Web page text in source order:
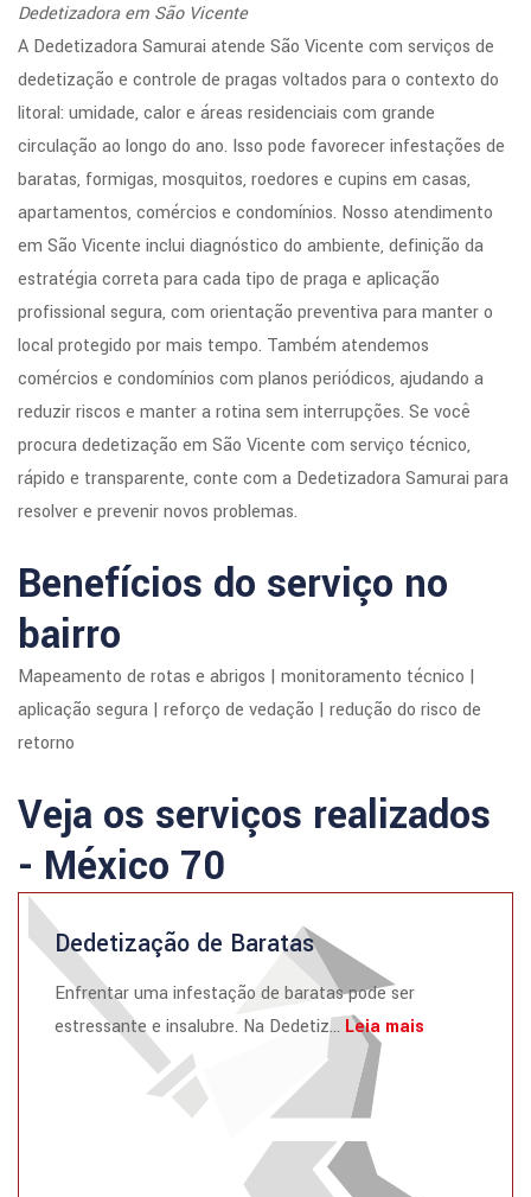
Dedetizadora em São Vicente
A Dedetizadora Samurai atende São Vicente com serviços de
dedetização e controle de pragas voltados para o contexto do
litoral: umidade, calor e áreas residenciais com grande
circulação ao longo do ano. Isso pode favorecer infestações de
baratas, formigas, mosquitos, roedores e cupins em casas,
apartamentos, comércios e condomínios. Nosso atendimento
em São Vicente inclui diagnóstico do ambiente, definição da
estratégia correta para cada tipo de praga e aplicação
profissional segura, com orientação preventiva para manter o
local protegido por mais tempo. Também atendemos
comércios e condomínios com planos periódicos, ajudando a
reduzir riscos e manter a rotina sem interrupções. Se você
procura dedetização em São Vicente com serviço técnico,
rápido e transparente, conte com a Dedetizadora Samurai para
resolver e prevenir novos problemas.
Benefícios do serviço no
bairro
Mapeamento de rotas e abrigos | monitoramento técnico |
aplicação segura | reforço de vedação | redução do risco de
retorno
Veja os serviços realizados
- México 70
Dedetização de Baratas
Enfrentar uma infestação de baratas pode ser
estressante e insalubre. Na Dedetiz... Leia mais